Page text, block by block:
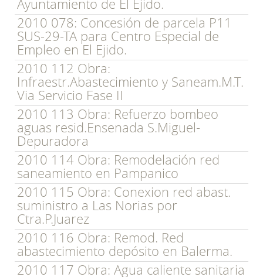
Ayuntamiento de El Ejido.
2010 078: Concesión de parcela P11
SUS-29-TA para Centro Especial de
Empleo en El Ejido.
2010 112 Obra:
Infraestr.Abastecimiento y Saneam.M.T.
Via Servicio Fase II
2010 113 Obra: Refuerzo bombeo
aguas resid.Ensenada S.Miguel-
Depuradora
2010 114 Obra: Remodelación red
saneamiento en Pampanico
2010 115 Obra: Conexion red abast.
suministro a Las Norias por
Ctra.P.Juarez
2010 116 Obra: Remod. Red
abastecimiento depósito en Balerma.
2010 117 Obra: Agua caliente sanitaria